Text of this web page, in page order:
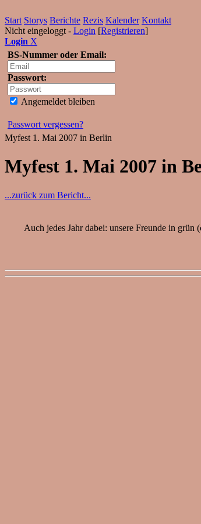
Start Storys Berichte Rezis Kalender Kontakt
Nicht eingeloggt - Login [Registrieren]
Login X
BS-Nummer oder Email:
Passwort:
Angemeldet bleiben
Passwort vergessen?
Myfest 1. Mai 2007 in Berlin
Myfest 1. Mai 2007 in
...zurück zum Bericht...
Auch jedes Jahr dabei: unsere Freunde in